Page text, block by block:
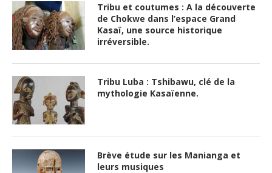
Tribu et coutumes : A la découverte
de Chokwe dans l’espace Grand
Kasaï, une source historique
irréversible.
Tribu Luba : Tshibawu, clé de la
mythologie Kasaïenne.
Brève étude sur les Manianga et
leurs musiques